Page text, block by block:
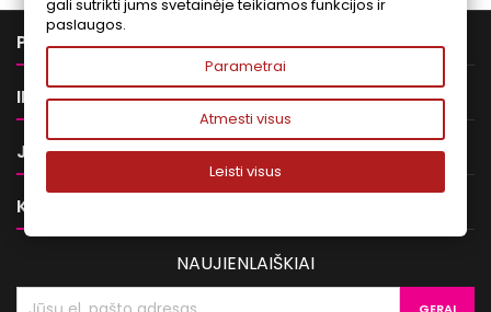
PREKĖS 
INFORMACIJA 
JŪSŲ PASKYRA 
KONTAKTAI
NAUJIENLAIŠKIAI
gali sutrikti jums svetainėje teikiamos funkcijos ir
paslaugos.
Parametrai
Atmesti visus
Leisti visus